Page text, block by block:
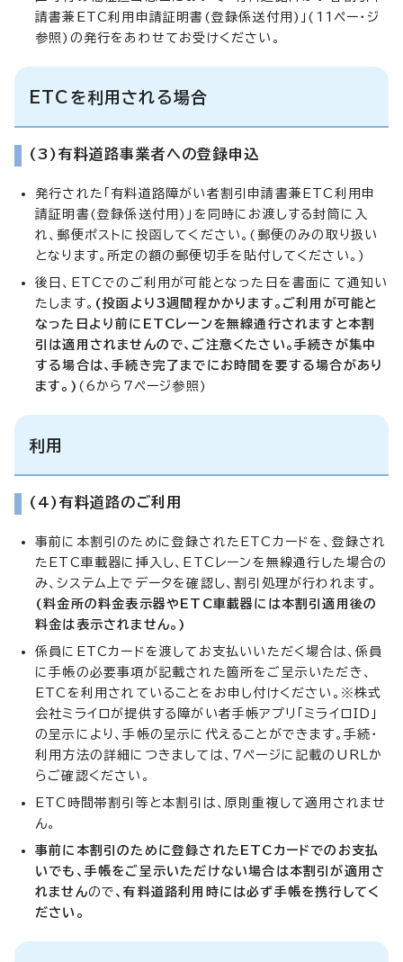
請書兼ETC利用申請証明書(登録係送付用)」(11ペー・ジ
参照)の発行をあわせてお受けください。
ETCを利用される場合
(3)有料道路事業者への登録申込
発行された「有料道路障がい者割引申請書兼ETC利用申
請証明書(登録係送付用)」を同時にお渡しする封筒に入
れ、郵便ポストに投函してください。(郵便のみの取り扱い
となります。所定の額の郵便切手を貼付してください。)
後日、ETCでのご利用が可能となった日を書面にて通知い
たします。 (投函より3週間程かかります。ご利用が可能と
なった日より前にETCレーンを無線通行されますと本割
引は適用されませんので、ご注意くたさい。手続きが集中
する場合は、手続き完了までにお時間を要する場合があり
ます。) (6から7ページ参照)
利用
(4)有料道路のご利用
事前に本割引のために登録されたETCカードを、登録され
たETC車載器に挿入し、ETCレーンを無線通行した場合の
み、システム上でデータを確認し、割引処理が行われます。
(料金所の料金表示器やETC車載器には本割引適用後の
料金は表示されません。)
係員にETCカードを渡してお支払いいただく場合は、係員
に手帳の必要事項が記載された箇所をご呈示いただき、
ETCを利用されていることをお申し付けください。※株式
会社ミライロが提供する障がい者手帳アプリ「ミライロID」
の呈示により、手帳の呈示に代えることができます。手続・
利用方法の詳細につきましては、7ページに記載のURLか
らご確認ください。
ETC時間帯割引等と本割引は、原則重複して適用されませ
ん。
事前に本割引のために登録されたETCカードでのお支払
いでも、手帳をご呈示いただけない場合は本割引が適用さ
れませんので 、有料道路利用時には必ず手帳を携行してく
ださい。